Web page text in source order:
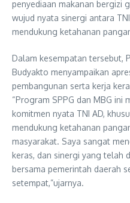
penyediaan makanan bergizi
wujud nyata sinergi antara
mendukung ketahanan
Dalam kesempatan tersebut,
Budyakto menyampaikan
pembangunan serta kerja
“Program SPPG dan MBG ini
komitmen nyata TNI AD,
mendukung ketahanan
masyarakat. Saya sangat
keras, dan sinergi yang telah
bersama pemerintah daerah
setempat,”ujarnya.